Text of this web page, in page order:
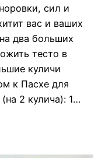
сил и
вас и ваших
два больших
тесто в
куличи
к Пасхе для
2 кулича): 1…